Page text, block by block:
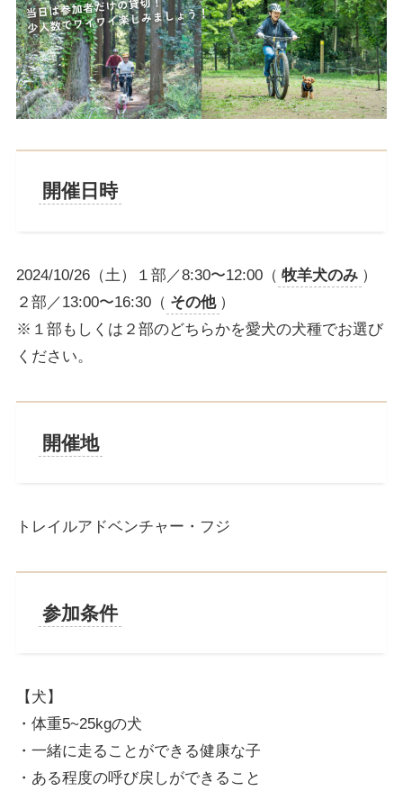
開催日時
2024/10/26（土）１部／8:30〜12:00（ 牧羊犬のみ ）
２部／13:00〜16:30（ その他 ）
※１部もしくは２部のどちらかを愛犬の犬種でお選び
ください。
開催地
トレイルアドベンチャー・フジ
参加条件
【犬】
・体重5~25kgの犬
・一緒に走ることができる健康な子
・ある程度の呼び戻しができること